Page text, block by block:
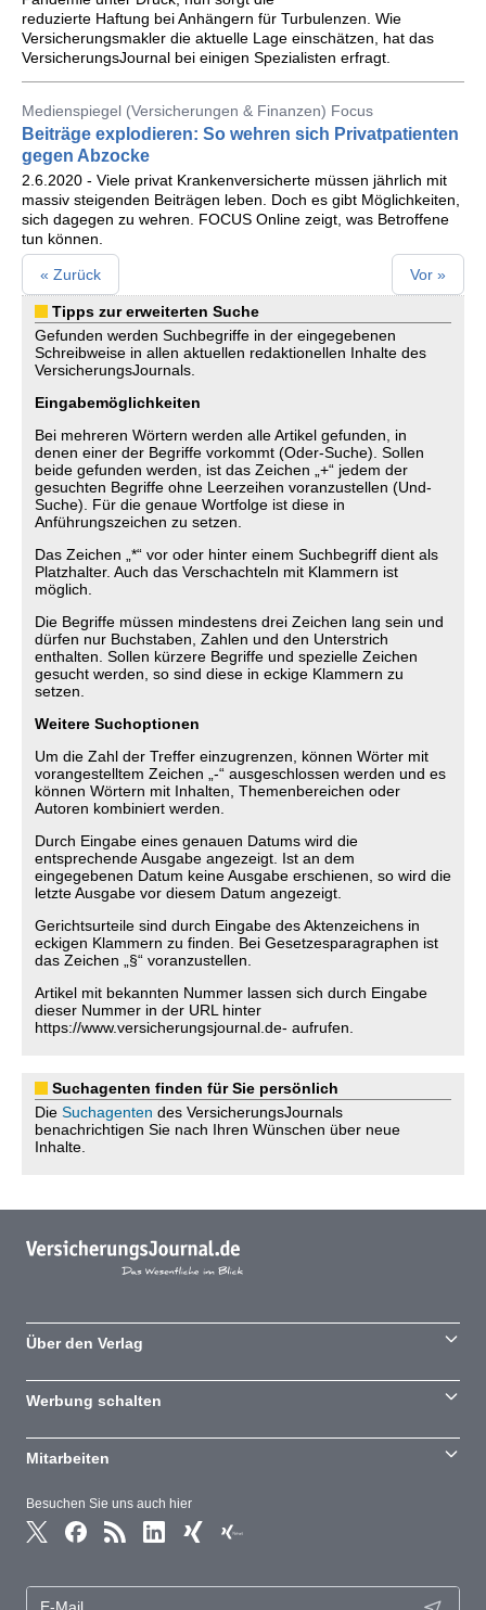
reduzierte Haftung bei Anhängern für Turbulenzen. Wie
Versicherungsmakler die aktuelle Lage einschätzen, hat das
VersicherungsJournal bei einigen Spezialisten erfragt.
Medienspiegel (Versicherungen & Finanzen) Focus
Beiträge explodieren: So wehren sich Privatpatienten
gegen Abzocke
2.6.2020 - Viele privat Krankenversicherte müssen jährlich mit
massiv steigenden Beiträgen leben. Doch es gibt Möglichkeiten,
sich dagegen zu wehren. FOCUS Online zeigt, was Betroffene
tun können.
« Zurück Vor »
Tipps zur erweiterten Suche
Gefunden werden Suchbegriffe in der eingegebenen
Schreibweise in allen aktuellen redaktionellen Inhalte des
VersicherungsJournals.
Eingabemöglichkeiten
Bei mehreren Wörtern werden alle Artikel gefunden, in
denen einer der Begriffe vorkommt (Oder-Suche). Sollen
beide gefunden werden, ist das Zeichen „+“ jedem der
gesuchten Begriffe ohne Leerzeihen voranzustellen (Und-
Suche). Für die genaue Wortfolge ist diese in
Anführungszeichen zu setzen.
Das Zeichen „*“ vor oder hinter einem Suchbegriff dient als
Platzhalter. Auch das Verschachteln mit Klammern ist
möglich.
Die Begriffe müssen mindestens drei Zeichen lang sein und
dürfen nur Buchstaben, Zahlen und den Unterstrich
enthalten. Sollen kürzere Begriffe und spezielle Zeichen
gesucht werden, so sind diese in eckige Klammern zu
setzen.
Weitere Suchoptionen
Um die Zahl der Treffer einzugrenzen, können Wörter mit
vorangestelltem Zeichen „-“ ausgeschlossen werden und es
können Wörtern mit Inhalten, Themenbereichen oder
Autoren kombiniert werden.
Durch Eingabe eines genauen Datums wird die
entsprechende Ausgabe angezeigt. Ist an dem
eingegebenen Datum keine Ausgabe erschienen, so wird die
letzte Ausgabe vor diesem Datum angezeigt.
Gerichtsurteile sind durch Eingabe des Aktenzeichens in
eckigen Klammern zu finden. Bei Gesetzesparagraphen ist
das Zeichen „§“ voranzustellen.
Artikel mit bekannten Nummer lassen sich durch Eingabe
dieser Nummer in der URL hinter
https://www.versicherungsjournal.de- aufrufen.
Suchagenten finden für Sie persönlich
Die Suchagenten des VersicherungsJournals
benachrichtigen Sie nach Ihren Wünschen über neue
Inhalte.
Besuchen Sie uns auch hier
Über den Verlag
Werbung schalten
Mitarbeiten